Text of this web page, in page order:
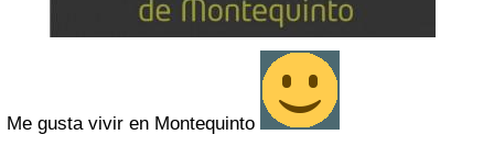
Me gusta vivir en Montequinto